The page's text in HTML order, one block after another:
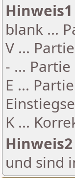
Hinweis1
blank ...
V ...
- ...
E ...
K ...
Hinweis2
und sind